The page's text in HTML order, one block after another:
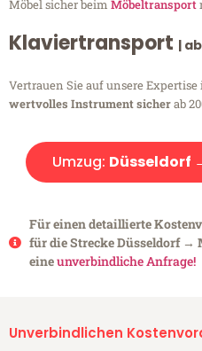
Möbel sicher beim Möbeltransport
Klaviertransport |
Vertrauen Sie auf unsere Expertise
wertvolles Instrument sicherab
Umzug: Düsseldorf
Für einen detaillierte
für die Strecke Düsseldorf →
eineunverbindliche Anfrage!
Unverbindlichen